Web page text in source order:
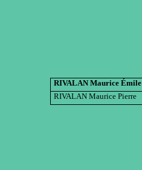
RIVALAN Maurice Émile
RIVALAN Maurice Pierre